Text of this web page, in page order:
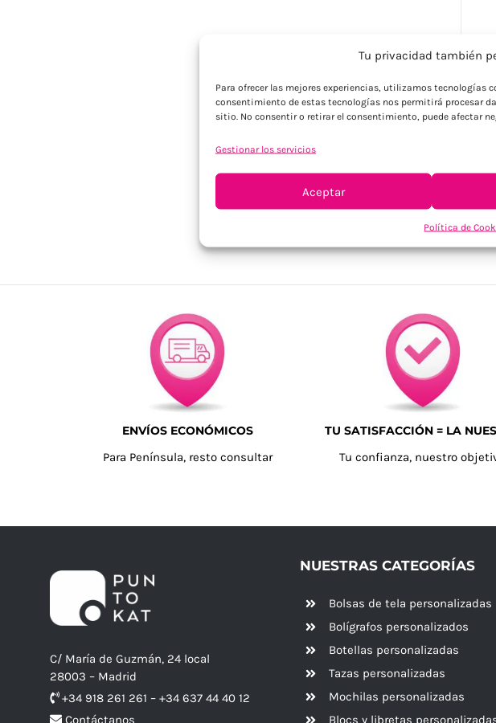
Tu privacidad también
Para ofrecer las mejores experiencias, utilizamos tecnologías
consentimiento de estas tecnologías nos permitirá procesar
sitio. No consentir o retirar el consentimiento, puede afectar
Gestionar los servicios
Aceptar
Política de
SKU:
ENVÍOS ECONÓMICOS
Para Península, resto consultar
TU SATISFACCIÓN = LA
Tu confianza, nuestro
C/ María de Guzmán, 24 local
28003 – Madrid
+34 918 261 261 – +34 637 44 40 12
Contáctanos
NUESTRAS CATEGORÍAS
Bolsas de tela personalizadas
Bolígrafos personalizados
Botellas personalizadas
Tazas personalizadas
Mochilas personalizadas
Blocs y libretas